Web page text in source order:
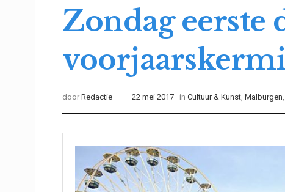
Zondag eerste
door Redactie 22 mei 2017 in Cultuur & Kunst, Malburgen,